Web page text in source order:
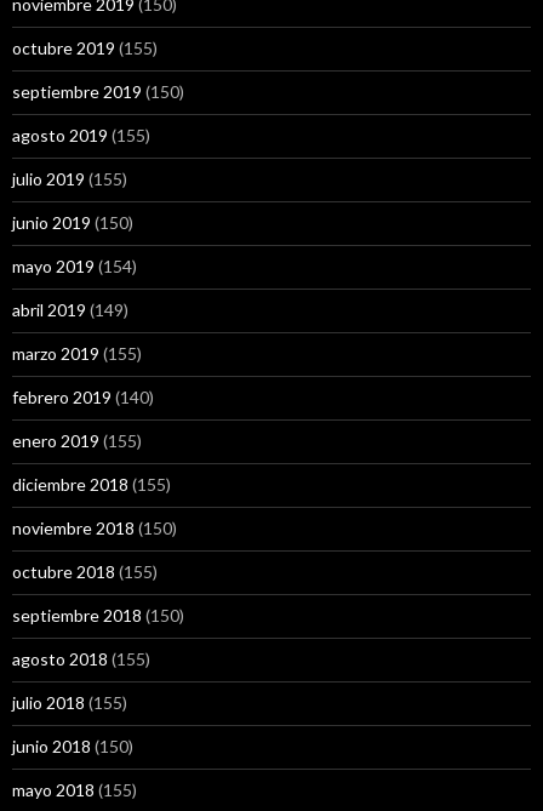
noviembre 2019 (150)
octubre 2019 (155)
septiembre 2019 (150)
agosto 2019 (155)
julio 2019 (155)
junio 2019 (150)
mayo 2019 (154)
abril 2019 (149)
marzo 2019 (155)
febrero 2019 (140)
enero 2019 (155)
diciembre 2018 (155)
noviembre 2018 (150)
octubre 2018 (155)
septiembre 2018 (150)
agosto 2018 (155)
julio 2018 (155)
junio 2018 (150)
mayo 2018 (155)